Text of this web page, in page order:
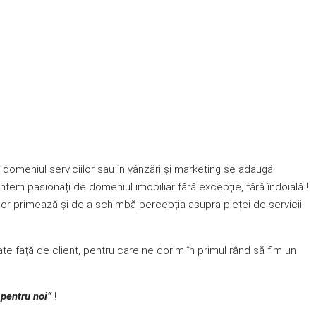
serviciilor sau în vânzări și marketing se adaugă
pasionați de domeniul imobiliar fără excepție, fără îndoială !
primează și de a schimbă percepția asupra pieței de servicii
față de client, pentru care ne dorim în primul rând să fim un
noi”!